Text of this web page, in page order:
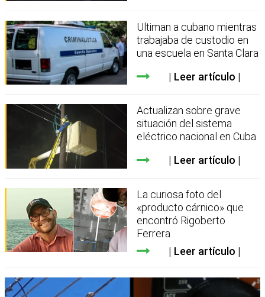
Ultiman a cubano mientras
trabajaba de custodio en
una escuela en Santa Clara
Leer artículo
Actualizan sobre grave
situación del sistema
eléctrico nacional en Cuba
Leer artículo
La curiosa foto del
«producto cárnico» que
encontró Rigoberto
Ferrera
Leer artículo